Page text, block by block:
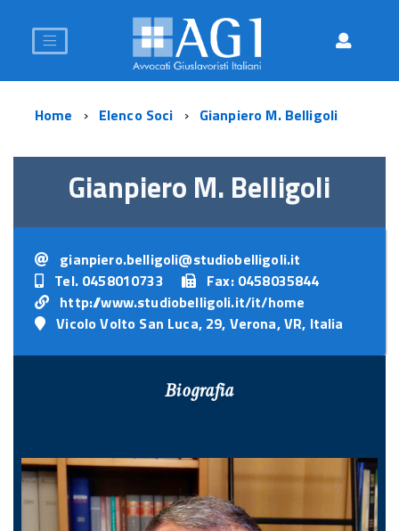
Gianpiero M. Belligoli
gianpiero.belligoli@studiobelligoli.it
Tel. 0458010733
Fax: 0458035844
http://www.studiobelligoli.it/it/home
Vicolo Volto San Luca, 29, Verona, VR, Italia
Biografia
Home Elenco Soci Gianpiero M. Belligoli